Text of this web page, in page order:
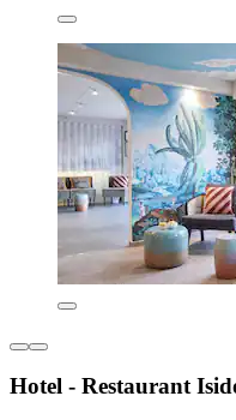
Hotel - Restaurant